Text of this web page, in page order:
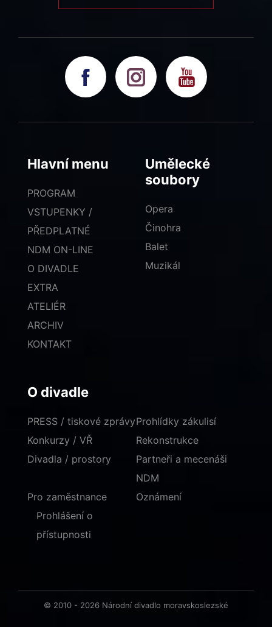
Hlavní menu
PROGRAM
VSTUPENKY /
PŘEDPLATNÉ
NDM ON-LINE
O DIVADLE
EXTRA
ATELIÉR
ARCHIV
KONTAKT
Umělecké
soubory
Opera
Činohra
Balet
Muzikál
O divadle
PRESS / tiskové zprávy
Konkurzy / VŘ
Divadla / prostory
Prohlídky zákulisí
Rekonstrukce
Partneři a mecenáši
NDM
Pro zaměstnance
Oznámení
Prohlášení o
přístupnosti
© 2010 - 2026 Národní divadlo moravskoslezské